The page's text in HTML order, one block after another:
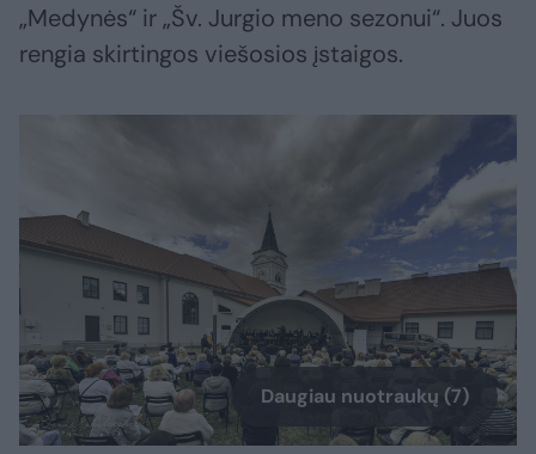
„Medynės“ ir „Šv. Jurgio meno sezonui“. Juos
rengia skirtingos viešosios įstaigos.
Daugiau nuotraukų (7)